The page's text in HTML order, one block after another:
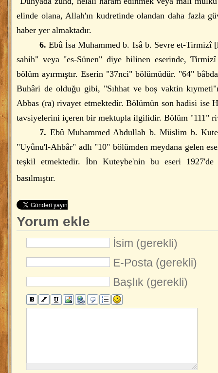
elinde olana, Allah'ın kudretinde olandan daha fazla
haber yer almaktadır.
6. Ebû İsa Muhammed b. Isâ b. Sevre et-Tirmizî
sahih" veya "es-Sünen" diye bilinen eserinde,
bölüm ayırmıştır. Eserin "37nci" bölümüdür. "64"
Buhâri de olduğu gibi, "Sıhhat ve boş vaktin
Abbas (ra) rivayet etmektedir. Bölümün son hadisi ise
tavsiyelerini içeren bir mektupla ilgilidir. Bölüm "111"
7. Ebû Muhammed Abdullah b. Müslim b.
"Uyûnu'l-Ahbâr" adlı "10" bölümden meydana gelen
teşkil etmektedir. İbn Kuteybe'nin bu eseri 1927'de
basılmıştır.
Yorum ekle
İsim (gerekli)
E-Posta (gerekli)
Başlık (gerekli)